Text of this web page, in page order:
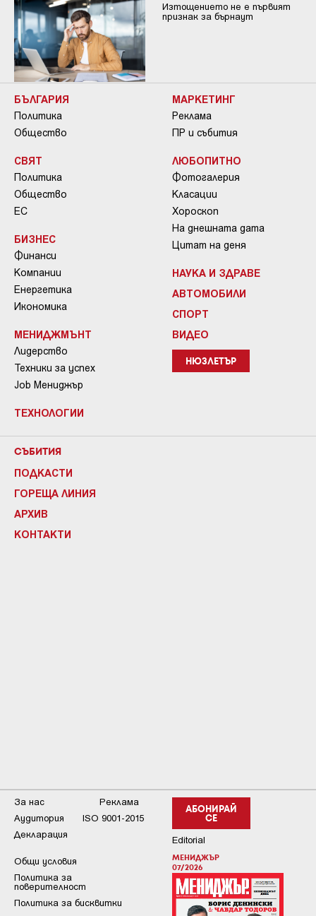
Изтощението не е първият
признак за бърнаут
БЪЛГАРИЯ
Политика
Общество
СВЯТ
Политика
Общество
ЕС
БИЗНЕС
Финанси
Компании
Енергетика
Икономика
МЕНИДЖМЪНТ
Лидерство
Техники за успех
Job Мениджър
ТЕХНОЛОГИИ
МАРКЕТИНГ
Реклама
ПР и събития
ЛЮБОПИТНО
Фотогалерия
Класации
Хороскоп
На днешната дата
Цитат на деня
НАУКА И ЗДРАВЕ
АВТОМОБИЛИ
СПОРТ
ВИДЕО
НЮЗЛЕТЪР
СЪБИТИЯ
ПОДКАСТИ
ГОРЕЩА ЛИНИЯ
АРХИВ
КОНТАКТИ
АБОНИРАЙ
СЕ
Editorial
МЕНИДЖЪР
07/2026
За нас
Реклама
Аудитория
ISO 9001-2015
Декларация
Общи условия
Пoлитикa зa
пoвepитeлнocт
Политика за бисквитки